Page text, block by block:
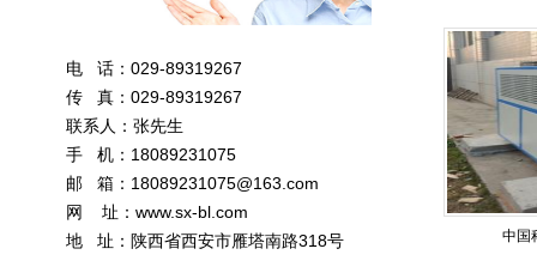
电 话：029-89319267
传 真：029-89319267
联系人：张先生
手 机：18089231075
邮 箱： 18089231075@163.com
网 址： www.sx-bl.com
地 址：陕西省西安市雁塔南路318号
中国